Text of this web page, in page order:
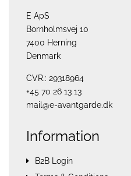
E ApS
Bornholmsvej 10
7400 Herning
Denmark
CVR.: 29318964
+45 70 26 13 13
mail@e-avantgarde.dk
Information
B2B Login